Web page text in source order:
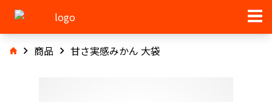
商品 甘さ実感みかん 大袋